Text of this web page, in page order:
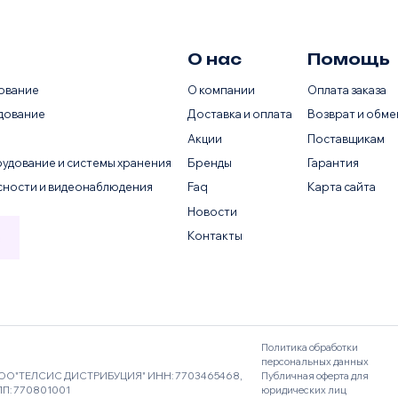
и системы хранения
и видеонаблюдения
О нас
О компании
Доставка и оплата
Акции
Бренды
Faq
Новости
Контакты
Помощь
Оплата заказа
Возврат и
Поставщикам
Гарантия
Карта сайта
ДИСТРИБУЦИЯ" ИНН: 7703465468,
770801001
Политика обработки
персональных данных
Публичная оферта для
юридических лиц